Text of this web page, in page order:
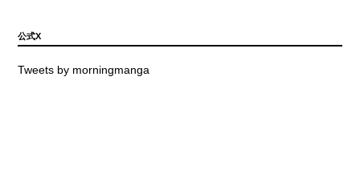
公式X
Tweets by morningmanga